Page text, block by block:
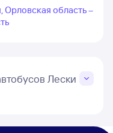
область –
Лески